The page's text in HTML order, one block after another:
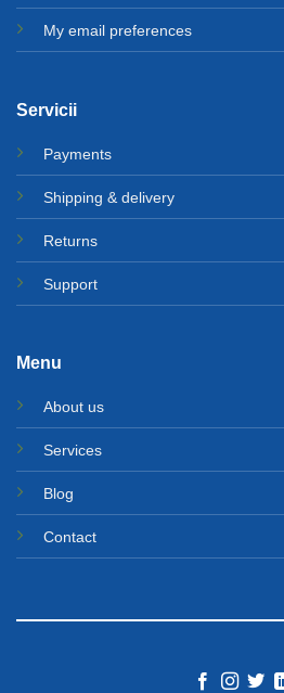
My email preferences
Servicii
Payments
Shipping & delivery
Returns
Support
Menu
About us
Services
Blog
Contact